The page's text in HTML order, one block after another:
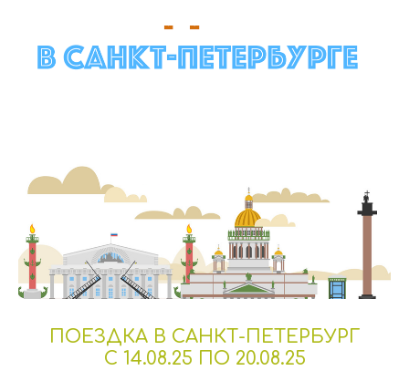
ПОЕЗДКА В САНКТ-ПЕТЕРБУРГ
С 14.08.25 ПО 20.08.25